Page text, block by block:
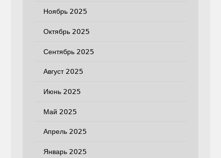
Ноябрь 2025
Октябрь 2025
Сентябрь 2025
Август 2025
Июнь 2025
Май 2025
Апрель 2025
Январь 2025